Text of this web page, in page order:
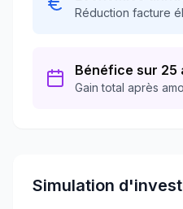
Réduction facture
Bénéfice sur 25
Gain total après
Simulation